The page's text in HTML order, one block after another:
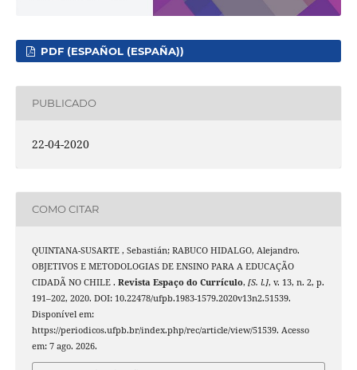
PDF (ESPAÑOL (ESPAÑA))
PUBLICADO
22-04-2020
COMO CITAR
QUINTANA-SUSARTE , Sebastián; RABUCO HIDALGO, Alejandro.
OBJETIVOS E METODOLOGIAS DE ENSINO PARA A EDUCAÇÃO
CIDADÃ NO CHILE . Revista Espaço do Currículo, [S. l.], v. 13, n. 2, p.
191–202, 2020. DOI: 10.22478/ufpb.1983-1579.2020v13n2.51539.
Disponível em:
https://periodicos.ufpb.br/index.php/rec/article/view/51539. Acesso
em: 7 ago. 2026.